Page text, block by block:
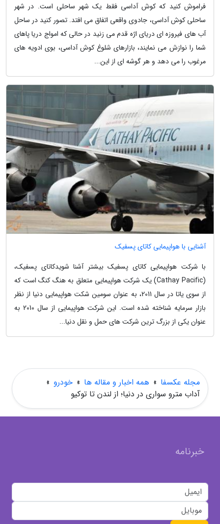
فراموش کنید که کوش آداسی فقط یک شهر ساحلی است. در شهر
ساحلی کوش آداسی، جادوی واقعی اتفاق می افتد. تصور کنید در ساحل
آب های فیروزه ای دریای اژه قدم می زنید در حالی که امواج دریا پاهای
شما را نوازش می نمایند، بازارهای شلوغ کوش آداسی، بوی ادویه های
مرغوب را می دهد و هر گوشه ای از این...
آشنایی با هواپیمایی کاتای پسفیک
با شرکت هواپیمایی کاتای پسفیک بیشتر آشنا شویدکاتای پسفیک،
(Cathay Pacific) یک شرکت هواپیمایی متعلق به هنگ کنگ است که
از سوی یاتا در سال 2011، به عنوان سومین شکت هواپیمایی دنیا از نظر
بازار سرمایه شناخته شده است. این شرکت هواپیمایی از سال 2010 به
عنوان یکی از بزرگ ترین شرکت های حمل و نقل دنیا...
مجله عکسفا » همه اخبار و مقاله ها » خودرو »
آداب مترو سواری در دنیا؛ از لندن تا توکیو
خبرنامه